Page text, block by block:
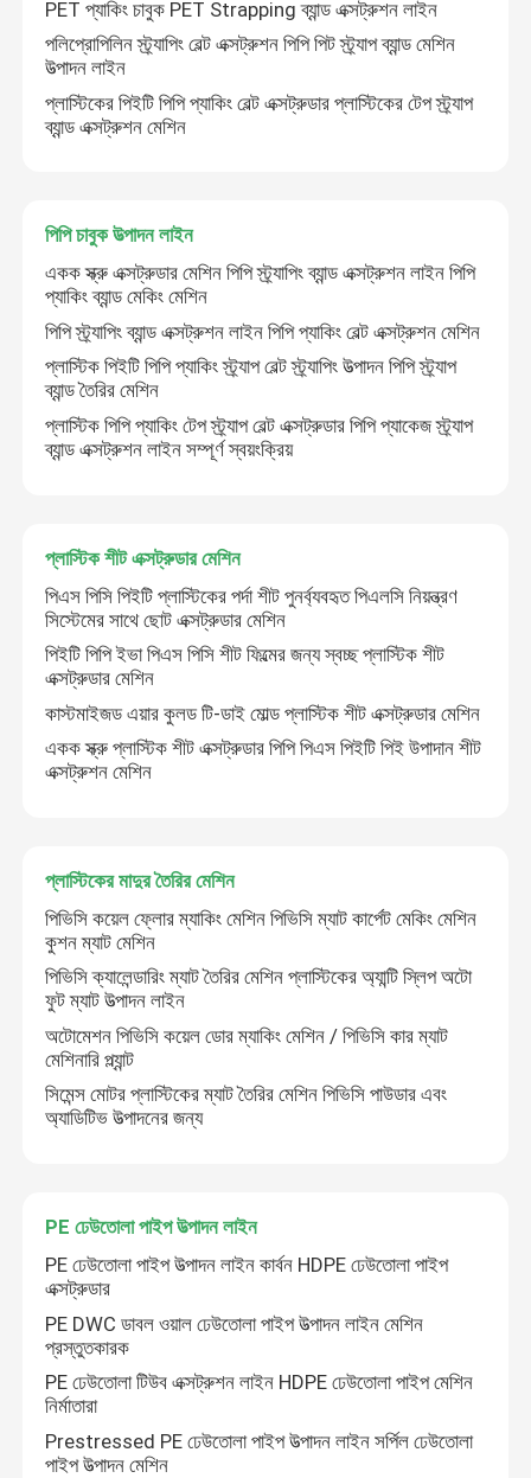
পিভিসি পাইপ এক্সট্রুডার মেশিন
পিপিআর পাইপ উত্পাদন লাইন
ঢেউতোলা পাইপ এক্সট্রুডার মেশিন
পিইটি ব্যান্ড এক্সট্রুশন মেশিন
পিপি চাবুক উত্পাদন লাইন
প্লাস্টিকের মাদুর তৈরির মেশিন
PE ঢেউতোলা পাইপ উত্পাদন লাইন
PET প্যাকিং চাবুক PET Strapping ব্যান্ড এক্সট্রুশন লাইন
পলিপ্রোপিলিন স্ট্র্যাপিং বেল্ট এক্সট্রুশন পিপি পিট স্ট্র্যাপ ব্যান্ড মেশিন
উত্পাদন লাইন
প্লাস্টিকের পিইটি পিপি প্যাকিং বেল্ট এক্সট্রুডার প্লাস্টিকের টেপ স্ট্র্যাপ
ব্যান্ড এক্সট্রুশন মেশিন
পিপি চাবুক উত্পাদন লাইন
একক স্ক্রু এক্সট্রুডার মেশিন পিপি স্ট্র্যাপিং ব্যান্ড এক্সট্রুশন লাইন পিপি
প্যাকিং ব্যান্ড মেকিং মেশিন
পিপি স্ট্র্যাপিং ব্যান্ড এক্সট্রুশন লাইন পিপি প্যাকিং বেল্ট এক্সট্রুশন মেশিন
প্লাস্টিক পিইটি পিপি প্যাকিং স্ট্র্যাপ বেল্ট স্ট্র্যাপিং উত্পাদন পিপি স্ট্র্যাপ
ব্যান্ড তৈরির মেশিন
প্লাস্টিক পিপি প্যাকিং টেপ স্ট্র্যাপ বেল্ট এক্সট্রুডার পিপি প্যাকেজ স্ট্র্যাপ
ব্যান্ড এক্সট্রুশন লাইন সম্পূর্ণ স্বয়ংক্রিয়
প্লাস্টিক শীট এক্সট্রুডার মেশিন
পিএস পিসি পিইটি প্লাস্টিকের পর্দা শীট পুনর্ব্যবহৃত পিএলসি নিয়ন্ত্রণ
সিস্টেমের সাথে ছোট এক্সট্রুডার মেশিন
পিইটি পিপি ইভা পিএস পিসি শীট ফিল্মের জন্য স্বচ্ছ প্লাস্টিক শীট
এক্সট্রুডার মেশিন
কাস্টমাইজড এয়ার কুলড টি-ডাই মোল্ড প্লাস্টিক শীট এক্সট্রুডার মেশিন
একক স্ক্রু প্লাস্টিক শীট এক্সট্রুডার পিপি পিএস পিইটি পিই উপাদান শীট
এক্সট্রুশন মেশিন
প্লাস্টিকের মাদুর তৈরির মেশিন
পিভিসি কয়েল ফ্লোর ম্যাকিং মেশিন পিভিসি ম্যাট কার্পেট মেকিং মেশিন
কুশন ম্যাট মেশিন
পিভিসি ক্যালেন্ডারিং ম্যাট তৈরির মেশিন প্লাস্টিকের অ্যান্টি স্লিপ অটো
ফুট ম্যাট উত্পাদন লাইন
অটোমেশন পিভিসি কয়েল ডোর ম্যাকিং মেশিন / পিভিসি কার ম্যাট
মেশিনারি প্ল্যান্ট
সিমেন্স মোটর প্লাস্টিকের ম্যাট তৈরির মেশিন পিভিসি পাউডার এবং
অ্যাডিটিভ উত্পাদনের জন্য
PE ঢেউতোলা পাইপ উত্পাদন লাইন
PE ঢেউতোলা পাইপ উত্পাদন লাইন কার্বন HDPE ঢেউতোলা পাইপ
এক্সট্রুডার
PE DWC ডাবল ওয়াল ঢেউতোলা পাইপ উত্পাদন লাইন মেশিন
প্রস্তুতকারক
PE ঢেউতোলা টিউব এক্সট্রুশন লাইন HDPE ঢেউতোলা পাইপ মেশিন
নির্মাতারা
Prestressed PE ঢেউতোলা পাইপ উত্পাদন লাইন সর্পিল ঢেউতোলা
পাইপ উত্পাদন মেশিন